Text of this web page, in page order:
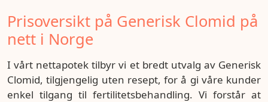
Prisoversikt på Generisk Clomid på
nett i Norge
I vårt nettapotek tilbyr vi et bredt utvalg av Generisk
Clomid, tilgjengelig uten resept, for å gi våre kunder
enkel tilgang til fertilitetsbehandling. Vi forstår at